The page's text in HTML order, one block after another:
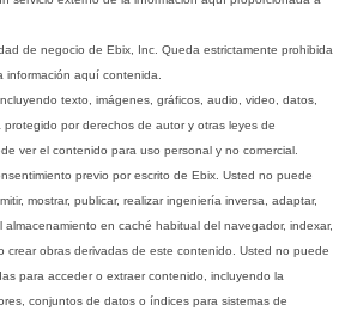
de negocio de Ebix, Inc. Queda estrictamente prohibida
información aquí contenida.
texto, imágenes, gráficos, audio, video, datos,
por derechos de autor y otras leyes de
ver el contenido para uso personal y no comercial.
previo por escrito de Ebix. Usted no puede
mostrar, publicar, realizar ingeniería inversa, adaptar,
almacenamiento en caché habitual del navegador, indexar,
crear obras derivadas de este contenido. Usted no puede
para acceder o extraer contenido, incluyendo la
conjuntos de datos o índices para sistemas de